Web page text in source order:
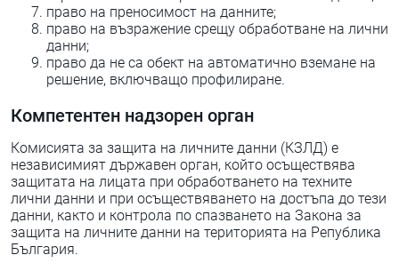
право на преносимост на данните;
право на възражение срещу обработване на лични
данни;
право да не са обект на автоматично вземане на
решение, включващо профилиране.
Компетентен надзорен орган
Комисията за защита на личните данни (КЗЛД) е
независимият държавен орган, който осъществява
защитата на лицата при обработването на техните
лични данни и при осъществяването на достъпа до тези
данни, както и контрола по спазването на Закона за
защита на личните данни на територията на Република
България.